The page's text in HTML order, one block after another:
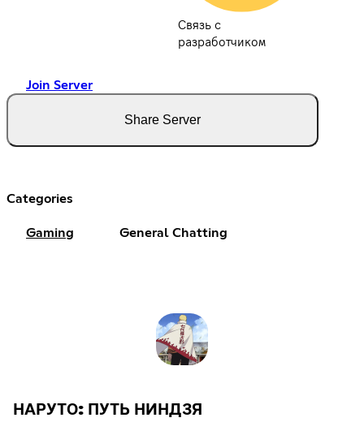
Связь с
разработчиком
Join Server
Share Server
Categories
Gaming General Chatting
НАРУТО: ПУТЬ НИНДЗЯ